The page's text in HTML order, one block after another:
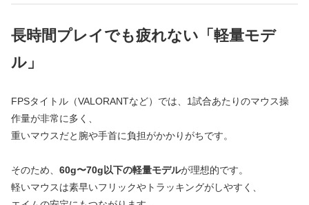
長時間プレイでも疲れない「軽量モデ
ル」
FPSタイトル（VALORANTなど）では、1試合あたりのマウス操
作量が非常に多く、
重いマウスだと腕や手首に負担がかかりがちです。
そのため、 60g〜70g以下の軽量モデルが理想的です。
軽いマウスは素早いフリックやトラッキングがしやすく、